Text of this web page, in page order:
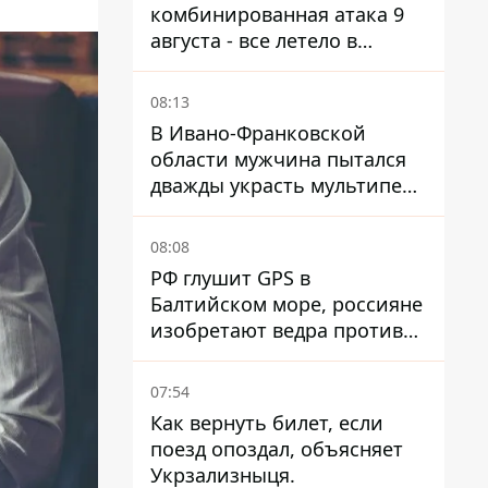
комбинированная атака 9
августа - все летело в
Одессу, есть карта полета
ракет
08:13
В Ивано-Франковской
области мужчина пытался
дважды украсть мультипечь
из Эпицентра - суд вынес
приговор
08:08
РФ глушит GPS в
Балтийском море, россияне
изобретают ведра против
РЭБ
07:54
Как вернуть билет, если
поезд опоздал, объясняет
Укрзализныця.